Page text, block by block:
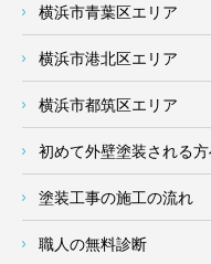
横浜市青葉区エリア
横浜市港北区エリア
横浜市都筑区エリア
初めて外壁塗装される
塗装工事の施工の流れ
職人の無料診断